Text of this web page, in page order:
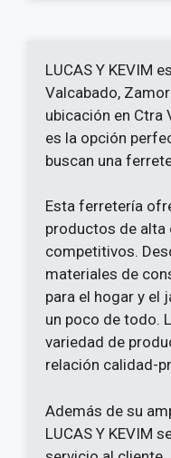
LUCAS Y KEVIM
Valcabado,
ubicación en Ctra
es la opción
buscan una
Esta ferretería
productos de alta
competitivos.
materiales de
para el hogar y el
un poco de todo.
variedad de
relación calidad-
Además de su
LUCAS Y KEVIM